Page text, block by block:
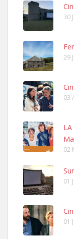
30
29
03
02
01
01